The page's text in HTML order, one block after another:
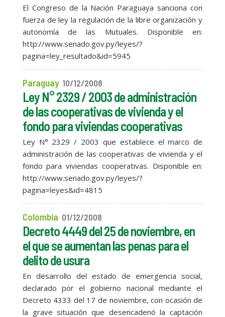
El Congreso de la Nación Paraguaya sanciona con
fuerza de ley la regulación de la libre organización y
autonomía de las Mutuales. Disponible en:
http://www.senado.gov.py/leyes/?
pagina=ley_resultado&id=5945
Paraguay 10/12/2008
Ley N° 2329 / 2003 de administración
de las cooperativas de vivienda y el
fondo para viviendas cooperativas
Ley N° 2329 / 2003 que establece el marco de
administración de las cooperativas de vivienda y el
fondo para viviendas cooperativas. Disponible en:
http://www.senado.gov.py/leyes/?
pagina=leyes&id=4815
Colombia 01/12/2008
Decreto 4449 del 25 de noviembre, en
el que se aumentan las penas para el
delito de usura
En desarrollo del estado de emergencia social,
declarado por el gobierno nacional mediante el
Decreto 4333 del 17 de noviembre, con ocasión de
la grave situación que desencadenó la captación